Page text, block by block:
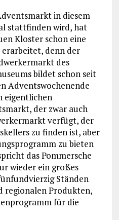
in diesem
stattfinden wird, hat
Kloster schon eine
denn der
des
bildet schon seit
Adventswochenende
eigentlichen
der zwar auch
verfügt, der
zu finden ist, aber
zu bieten
das Pommersche
wieder ein großes
Ständen
regionalen Produkten,
für die